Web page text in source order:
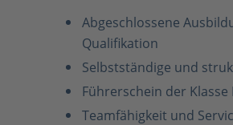
Abgeschlossene
Qualifikation
Selbstständige und
Führerschein der Klasse
Teamfähigkeit und